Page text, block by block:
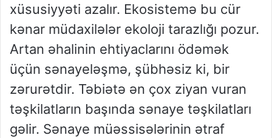
xüsusiyyəti azalır. Ekosistemə bu cür
kənar müdaxilələr ekoloji tarazlığı pozur.
Artan əhalinin ehtiyaclarını ödəmək
üçün sənayeləşmə, şübhəsiz ki, bir
zərurətdir. Təbiətə ən çox ziyan vuran
təşkilatların başında sənaye təşkilatları
gəlir. Sənaye müəssisələrinin ətraf